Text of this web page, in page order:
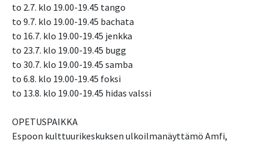
to 2.7. klo 19.00-19.45 tango
to 9.7. klo 19.00-19.45 bachata
to 16.7. klo 19.00-19.45 jenkka
to 23.7. klo 19.00-19.45 bugg
to 30.7. klo 19.00-19.45 samba
to 6.8. klo 19.00-19.45 foksi
to 13.8. klo 19.00-19.45 hidas valssi
OPETUSPAIKKA
Espoon kulttuurikeskuksen ulkoilmanäyttämö Amfi,